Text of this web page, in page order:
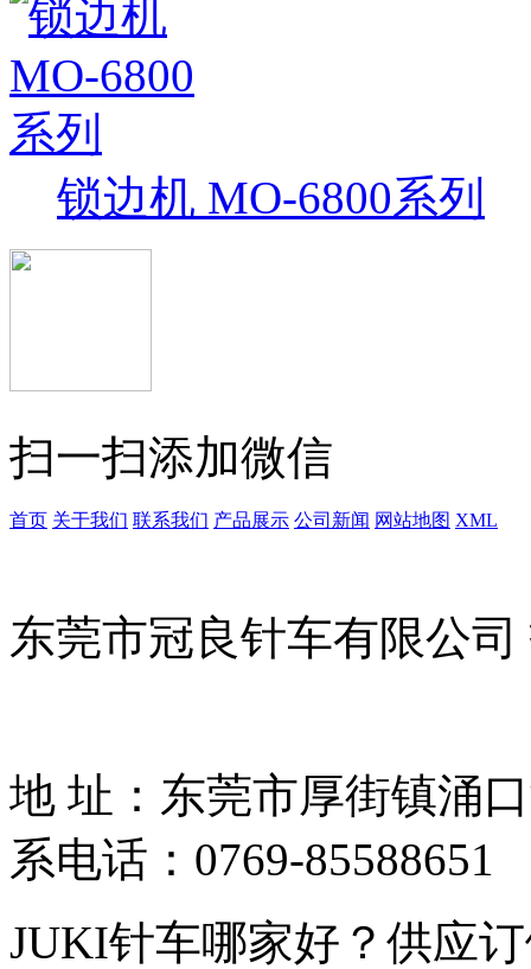
锁边机 MO-6800系列
扫一扫添加微信
首页 关于我们 联系我们 产品展示 公司新闻 网站地图 XML
东莞市冠良针车有限公
地 址：东莞市厚街镇涌
系电话：0769-85588651
JUKI针车哪家好？供应